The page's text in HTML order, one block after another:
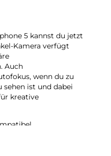
5 kannst du jetzt
Kamera verfügt
Auch
wenn du zu
ist und dabei
kreative